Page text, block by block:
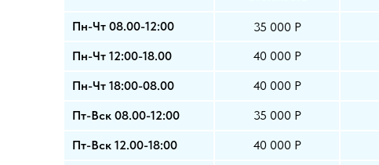
Пн-Чт 08.00-12:00 35 000 Р
Пн-Чт 12:00-18.00 40 000 Р
Пн-Чт 18:00-08.00
Пт-Вск 08.00-12:00
Пт-Вск 12.00-18:00
40 000 Р
35 000 Р
40 000 Р